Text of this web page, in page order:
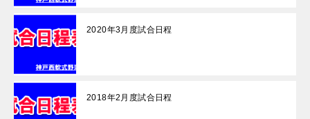
2020年3月度試合日程
2018年2月度試合日程